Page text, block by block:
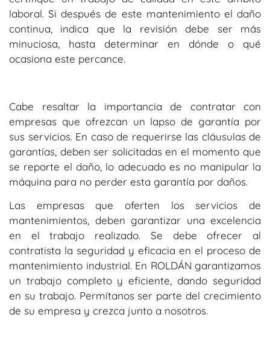
laboral. Si después de este mantenimiento el daño
continua, indica que la revisión debe ser más
minuciosa, hasta determinar en dónde o qué
ocasiona este percance.
Cabe resaltar la importancia de contratar con
empresas que ofrezcan un lapso de garantía por
sus servicios. En caso de requerirse las cláusulas de
garantías, deben ser solicitadas en el momento que
se reporte el daño, lo adecuado es no manipular la
máquina para no perder esta garantía por daños.
Las empresas que oferten los servicios de
mantenimientos, deben garantizar una excelencia
en el trabajo realizado. Se debe ofrecer al
contratista la seguridad y eficacia en el proceso de
mantenimiento industrial. En ROLDÁN garantizamos
un trabajo completo y eficiente, dando seguridad
en su trabajo. Permítanos ser parte del crecimiento
de su empresa y crezca junto a nosotros.